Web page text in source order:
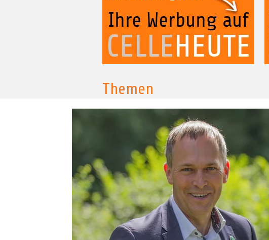
Themen